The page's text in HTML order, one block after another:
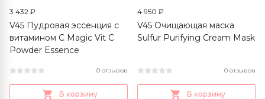
3 432 ₽
V45 Пудровая эссенция с
витамином С Magic Vit C
Powder Essence
0 отзывов
В корзину
4 950 ₽
V45 Очищающая маска
Sulfur Purifying Cream Mask
0 отзывов
В корзину